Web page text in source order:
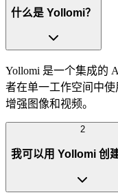
什么是 Yollomi？
Yollomi 是一个集成的
者在单一工作空间中
增强图像和视频。
2
我可以用 Yollomi 创